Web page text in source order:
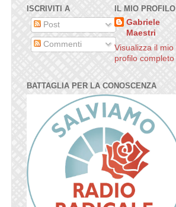
ISCRIVITI A
Post
Commenti
IL MIO PROFILO
Gabriele
Maestri
Visualizza il mio
profilo completo
BATTAGLIA PER LA CONOSCENZA